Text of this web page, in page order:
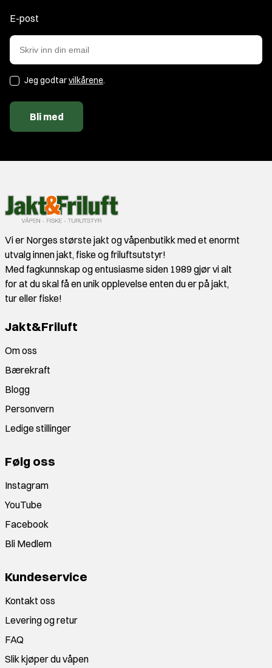
E-post
Jeg godtarvilkårene.
Bli med
Vi er Norges største jakt og våpenbutikk med et enormt
utvalg innen jakt, fiske og friluftsutstyr!
Med fagkunnskap og entusiasme siden 1989 gjør vi alt
for at du skal få en unik opplevelse enten du er på jakt,
tur eller fiske!
Jakt&Friluft
Om oss
Bærekraft
Blogg
Personvern
Ledige stillinger
Følg oss
Instagram
YouTube
Facebook
Bli Medlem
Kundeservice
Kontakt oss
Levering og retur
FAQ
Slik kjøper du våpen